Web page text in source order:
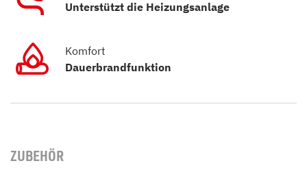
Unterstützt die Heizungsanlage
Komfort
Dauerbrandfunktion
ZUBEHÖR